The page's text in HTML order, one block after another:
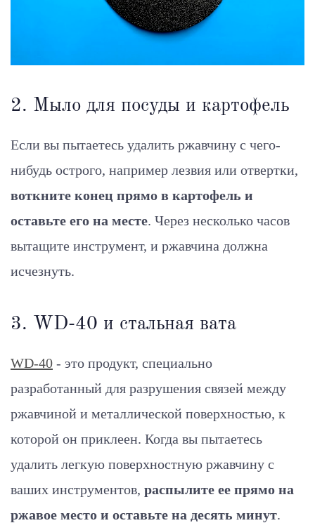
2. Мыло для посуды и картофель
Если вы пытаетесь удалить ржавчину с чего-
нибудь острого, например лезвия или отвертки,
воткните конец прямо в картофель и
оставьте его на месте. Через несколько часов
вытащите инструмент, и ржавчина должна
исчезнуть.
3. WD-40 и стальная вата
WD-40 - это продукт, специально
разработанный для разрушения связей между
ржавчиной и металлической поверхностью, к
которой он приклеен. Когда вы пытаетесь
удалить легкую поверхностную ржавчину с
ваших инструментов, распылите ее прямо на
ржавое место и оставьте на десять минут.